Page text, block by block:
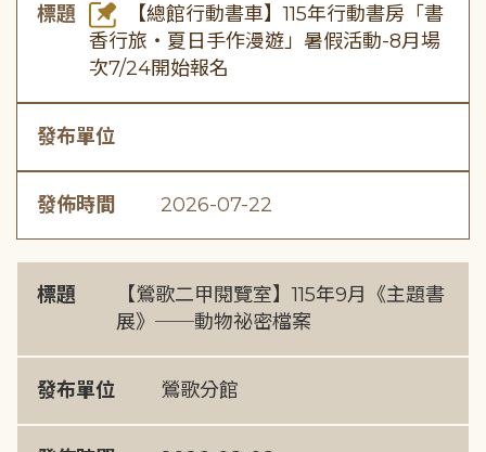
標題
【總館行動書車】115年行動書房「書
香行旅・夏日手作漫遊」暑假活動-8月場
次7/24開始報名
發布單位
發佈時間 2026-07-22
標題
【鶯歌二甲閱覽室】115年9月《主題書
展》──動物祕密檔案
發布單位 鶯歌分館